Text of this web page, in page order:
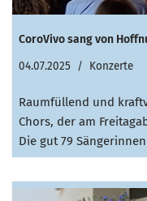
CoroVivo sang von
04.07.2025
Konzerte
Raumfüllend und
Chors, der am
Die gut 79